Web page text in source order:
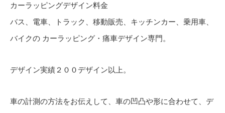
カーラッピングデザイン料金
バス、電車、トラック、移動販売、キッチンカー、乗用車、
バイクの カーラッピング・痛車デザイン専門。
デザイン実績２００デザイン以上。
車の計測の方法をお伝えして、車の凹凸や形に合わせて、デ